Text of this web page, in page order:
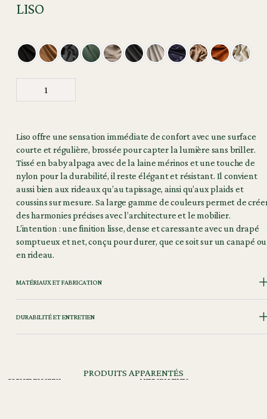
LISO
Liso offre une sensation immédiate de confort avec une surface
courte et régulière, brossée pour capter la lumière sans briller.
Tissé en baby alpaga avec de la laine mérinos et une touche de
nylon pour la durabilité, il reste élégant et résistant. Il convient
aussi bien aux rideaux qu’au tapissage, ainsi qu’aux plaids et
coussins sur mesure. Sa large gamme de couleurs permet de
des harmonies précises avec l’architecture et le mobilier.
L’intention : une finition lisse, dense et caressante avec un drapé
somptueux et net, conçu pour durer, que ce soit sur un canapé ou
en rideau.
MATÉRIAUX ET FABRICATION
DURABILITÉ ET ENTRETIEN
PRODUITS APPARENTÉS
Coussin Essentiel Plaid en fourrure